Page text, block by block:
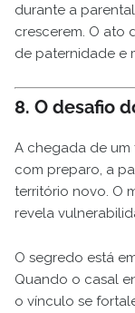
durante a
crescerem. O ato
de paternidade e
8. O desafio
A chegada de um
com preparo, a
território novo. O
revela
O segredo está
Quando o casal
o vínculo se